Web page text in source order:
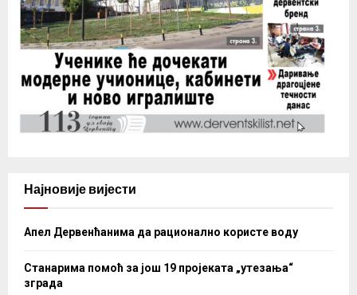
Најновије вијести
Апел Дервенћанима да рационално користе воду
Станарима помоћ за још 19 пројеката „утезања“
зграда